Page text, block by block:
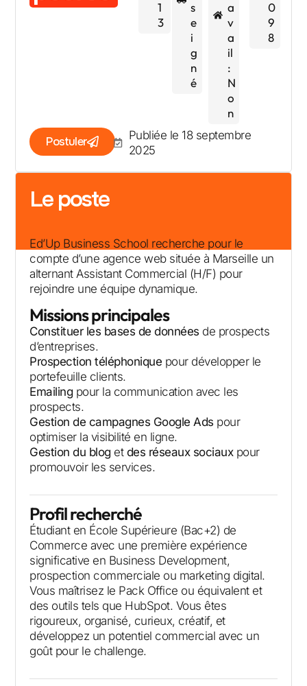
1
3
s
e
i
g
n
é
a
v
a
il
:
N
o
n
0
9
8
Postuler
Publiée le 18 septembre
2025
Le poste
Ed’Up Business School recherche pour le
compte d’une agence web située à Marseille un
alternant Assistant Commercial (H/F) pour
rejoindre une équipe dynamique.
Missions principales
Constituer les bases de données de prospects
d’entreprises.
Prospection téléphonique pour développer le
portefeuille clients.
Emailingpour la communication avec les
prospects.
Gestion de campagnes Google Ads pour
optimiser la visibilité en ligne.
Gestion du bloget des réseaux sociauxpour
promouvoir les services.
Profil recherché
Étudiant en École Supérieure (Bac+2) de
Commerce avec une première expérience
significative en Business Development,
prospection commerciale ou marketing digital.
Vous maîtrisez le Pack Office ou équivalent et
des outils tels que HubSpot. Vous êtes
rigoureux, organisé, curieux, créatif, et
développez un potentiel commercial avec un
goût pour le challenge.